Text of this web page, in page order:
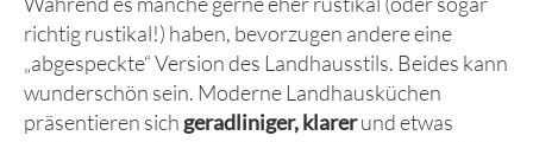
richtig rustikal!) haben, bevorzugen andere eine
„abgespeckte“ Version des Landhausstils. Beides kann
wunderschön sein. Moderne Landhausküchen
präsentieren sich geradliniger, klarerund etwas